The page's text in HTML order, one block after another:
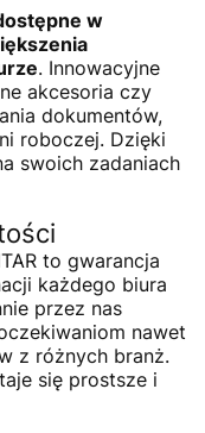
w
. Innowacyjne
akcesoria czy
dokumentów,
roboczej. Dzięki
swoich zadaniach
to gwarancja
każdego biura
przez nas
nawet
z różnych branż.
się prostsze i